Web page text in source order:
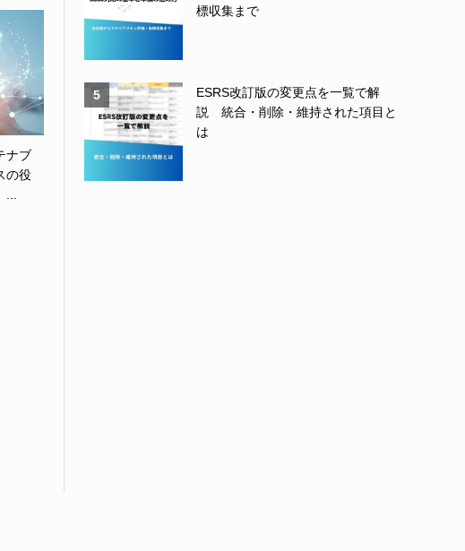
ナブ
の役
...
標収集まで
5
ESRS改訂版の変更点を一覧で解
説 統合・削除・維持された項目と
は